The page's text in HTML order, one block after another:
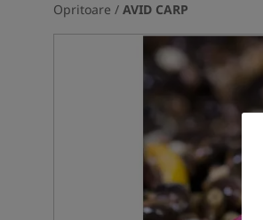
Opritoare / AVID CARP